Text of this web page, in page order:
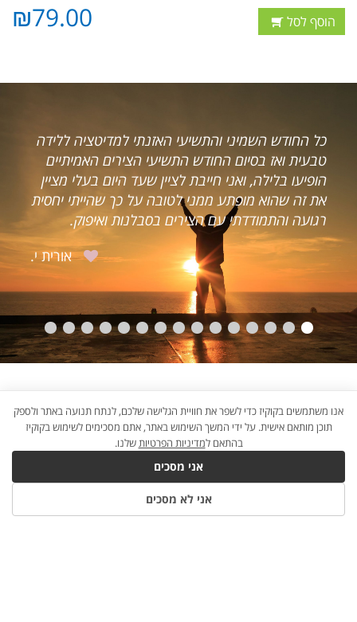
הוסף לסל ₪79.00
האזנתי למדיטציה ללידה
הצירים האמיתיים
שעד היום בעלי מציין
על כך שהייתי יחסית
בסבלנות ואיפוק.
אורית י.
רצינו להביע את תודתנו אליך
העבודה הנפלאה שעשית
מצבנו הכלכלי לא היה מזהיר
בקושי חסכונות היו לנו (אם
הייתה מינימאלית.
B2W
אנו משתמשים בקוקיז כדי לשפר את חוויית הגלישה שלכם, לנתח תנועה באתר ולספק
תוכן מותאם אישית. על ידי המשך השימוש באתר, אתם מסכימים לשימוש בקוקיז
בהתאם למדיניות הפרטיותשלנו.
אני מסכים
אני לא מסכים